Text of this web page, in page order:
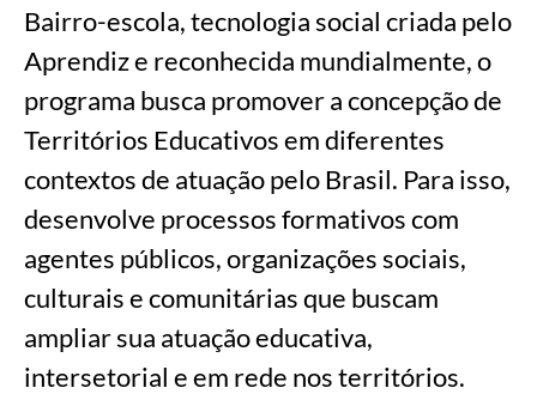
Bairro-escola, tecnologia social criada pelo
Aprendiz e reconhecida mundialmente, o
programa busca promover a concepção de
Territórios Educativos em diferentes
contextos de atuação pelo Brasil. Para isso,
desenvolve processos formativos com
agentes públicos, organizações sociais,
culturais e comunitárias que buscam
ampliar sua atuação educativa,
intersetorial e em rede nos territórios.